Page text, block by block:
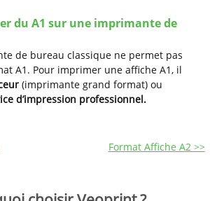
du A1 sur une imprimante de
de bureau classique ne permet pas
A1. Pour imprimer une affiche A1, il
(imprimante grand format) ou
d’impression professionnel.
Format Affiche A2 >>